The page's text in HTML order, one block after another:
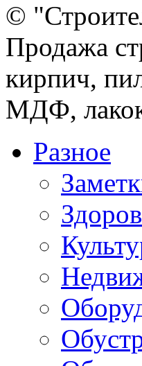
©
Продажа
кирпич,
МДФ,
Разное